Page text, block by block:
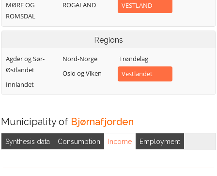
Etne
Osterøy
Øygarden
MØRE OG
ROMSDAL
ROGALAND VESTLAND
Regions
Agder og Sør-
Østlandet
Innlandet
Nord-Norge
Oslo og Viken
Trøndelag
Vestlandet
Municipality of Bjørnafjorden
Synthesis data Consumption Income Employment